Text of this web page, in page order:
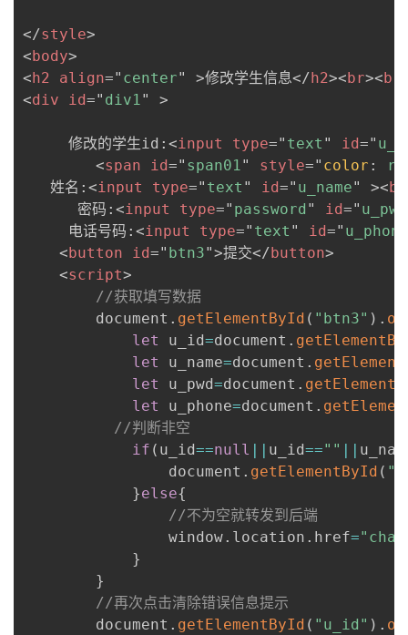
</style>
<body>
<h2 align=" center" >修改学生信息</h2><br><br
<div id=" div1" >
     修改的学生id:
<input type=" text " id="
<span id=" span01" style=" color :
   姓名:
<input type=" text " id=" u_name" ><br
      密码:
<input type=" password " id=" u_pwd
     电话号码:
<input type=" text " id=" u_phone
<button id=" btn3">提交</button>
<script>
//获取填写数据
        document
. getElementById ( "btn3" ) .
let
u_id=document .
let
u_name=document .
let
u_pwd=document .
let
u_phone=document .
//判断非空
if ( u_id==null || u_id=="" ||
                document
. getElementById (
}else{
//不为空就转发到后端
                window
. location . href=
}
}
//再次点击清除错误信息提示
        document
. getElementById ( "u_id" ) .